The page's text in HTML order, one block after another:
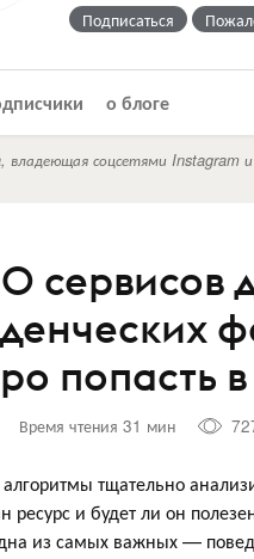
Подписаться
о блоге
владеющая соцсетями Instagram
сервисов
попасть
Время чтения 31 мин
тщательно
ресурс и будет ли он
из самых важных —